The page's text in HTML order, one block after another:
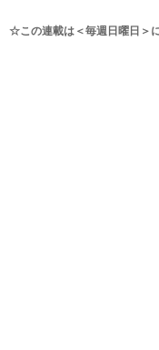
☆この連載は＜毎週日曜日＞